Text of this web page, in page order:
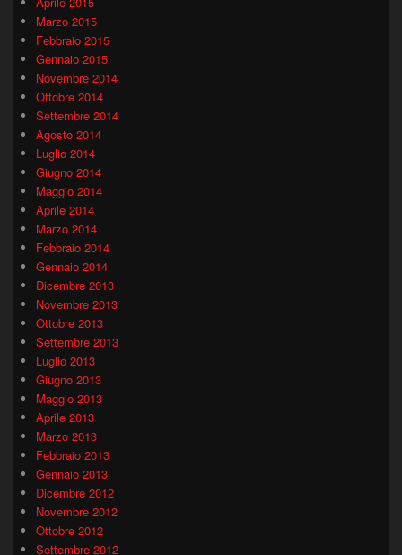
Marzo 2015
Febbraio 2015
Gennaio 2015
Novembre 2014
Ottobre 2014
Settembre 2014
Agosto 2014
Luglio 2014
Giugno 2014
Maggio 2014
Aprile 2014
Marzo 2014
Febbraio 2014
Gennaio 2014
Dicembre 2013
Novembre 2013
Ottobre 2013
Settembre 2013
Luglio 2013
Giugno 2013
Maggio 2013
Aprile 2013
Marzo 2013
Febbraio 2013
Gennaio 2013
Dicembre 2012
Novembre 2012
Ottobre 2012
Settembre 2012